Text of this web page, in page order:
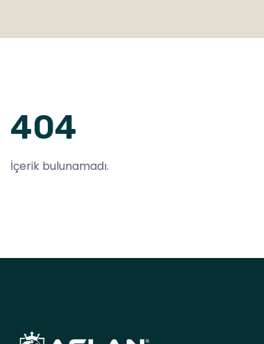
404
İçerik bulunamadı.